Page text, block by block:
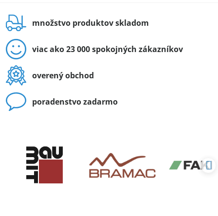
množstvo produktov skladom
viac ako 23 000 spokojných zákazníkov
overený obchod
poradenstvo zadarmo